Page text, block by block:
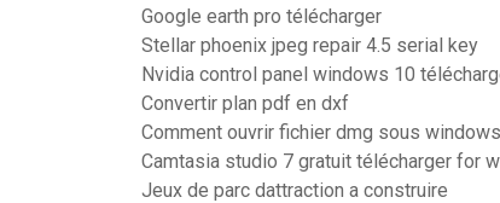
Google earth pro télécharger
Stellar phoenix jpeg repair 4.5 serial key
Nvidia control panel windows 10
Convertir plan pdf en dxf
Comment ouvrir fichier dmg sous windows
Camtasia studio 7 gratuit télécharger for
Jeux de parc dattraction a construire